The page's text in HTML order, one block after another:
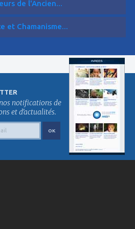
de l'Ancien...
et Chamanisme...
notifications de
et d'actualités.